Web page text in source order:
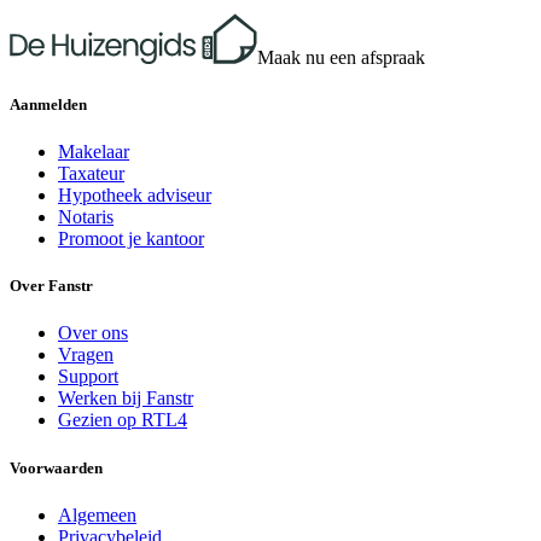
Maak nu een afspraak
Aanmelden
Makelaar
Taxateur
Hypotheek adviseur
Notaris
Promoot je kantoor
Over Fanstr
Over ons
Vragen
Support
Werken bij Fanstr
Gezien op RTL4
Voorwaarden
Algemeen
Privacybeleid